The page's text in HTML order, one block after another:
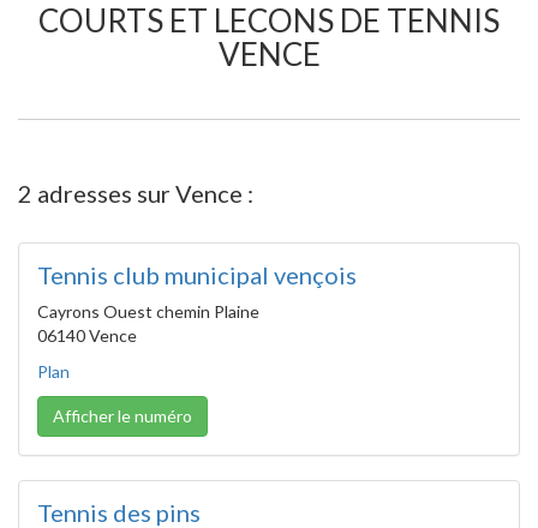
COURTS ET LECONS DE TENNIS
VENCE
2 adresses sur Vence :
Tennis club municipal vençois
Cayrons Ouest chemin Plaine
06140 Vence
Plan
Afficher le numéro
Tennis des pins